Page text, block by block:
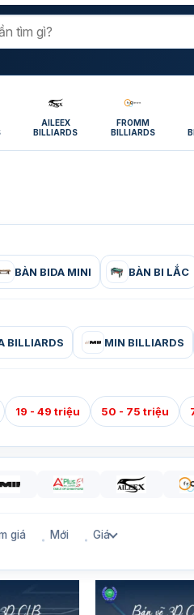
AILEEX
BILLIARDS
FROMM
BILLIARDS
BÀN BIDA MINI BÀN BI LẮC
BILLIARDS MIN BILLIARDS
19 - 49 triệu 50 - 75 triệu
giá Mới Giá